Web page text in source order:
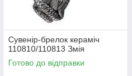
Сувенір-брелок кераміч
110810/110813 Змія
Готово до відправки